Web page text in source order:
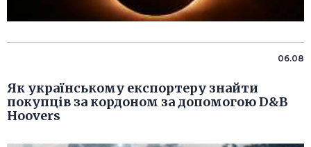
06.08
Як українському експортеру знайти
покупців за кордоном за допомогою D&B
Hoovers